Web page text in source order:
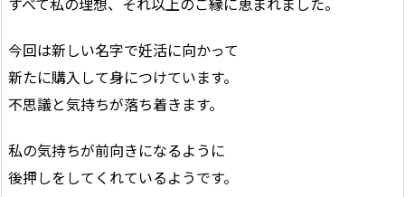
今回は新しい名字で妊活に向かって
新たに購入して身につけています。
不思議と気持ちが落ち着きます。
私の気持ちが前向きになるように
後押しをしてくれているようです。